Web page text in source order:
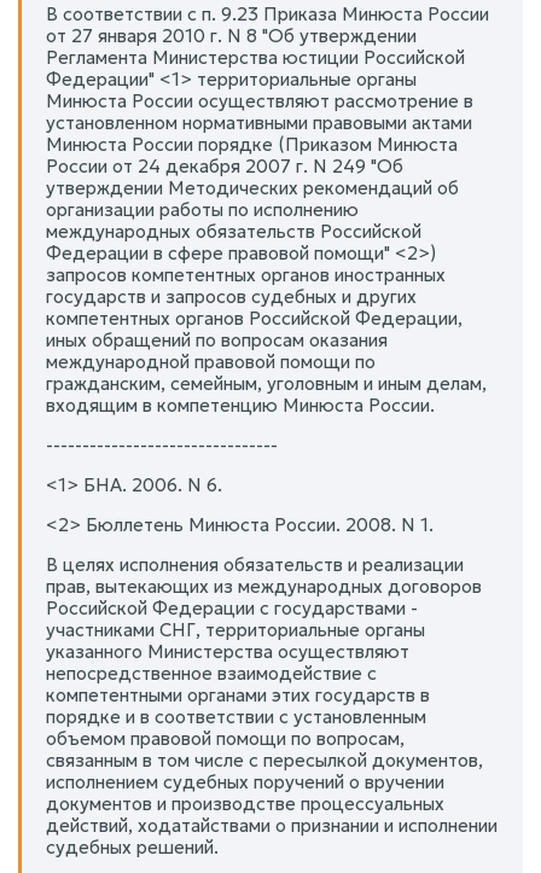
В соответствии с п. 9.23 Приказа Минюста России
от 27 января 2010 г. N 8 "Об утверждении
Регламента Министерства юстиции Российской
Федерации" <1> территориальные органы
Минюста России осуществляют рассмотрение в
установленном нормативными правовыми актами
Минюста России порядке (Приказом Минюста
России от 24 декабря 2007 г. N 249 "Об
утверждении Методических рекомендаций об
организации работы по исполнению
международных обязательств Российской
Федерации в сфере правовой помощи" <2>)
запросов компетентных органов иностранных
государств и запросов судебных и других
компетентных органов Российской Федерации,
иных обращений по вопросам оказания
международной правовой помощи по
гражданским, семейным, уголовным и иным делам,
входящим в компетенцию Минюста России.
--------------------------------
<1> БНА. 2006. N 6.
<2> Бюллетень Минюста России. 2008. N 1.
В целях исполнения обязательств и реализации
прав, вытекающих из международных договоров
Российской Федерации с государствами -
участниками СНГ, территориальные органы
указанного Министерства осуществляют
непосредственное взаимодействие с
компетентными органами этих государств в
порядке и в соответствии с установленным
объемом правовой помощи по вопросам,
связанным в том числе с пересылкой документов,
исполнением судебных поручений о вручении
документов и производстве процессуальных
действий, ходатайствами о признании и исполнении
судебных решений.